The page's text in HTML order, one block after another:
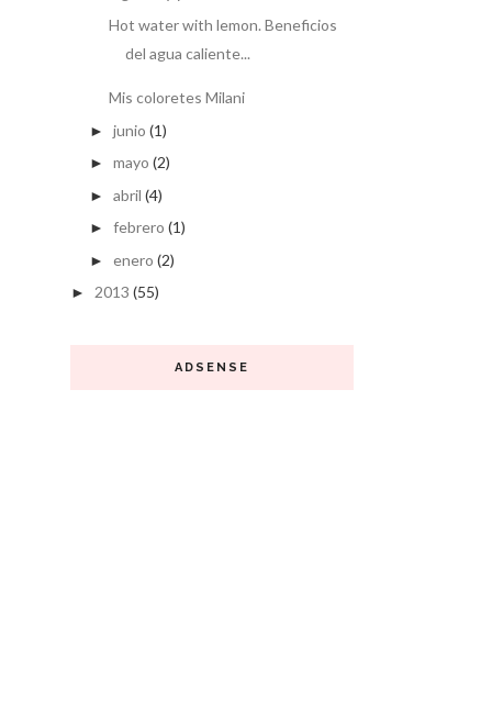
Hot water with lemon. Beneficios
del agua caliente...
Mis coloretes Milani
► junio (1)
► mayo (2)
► abril (4)
► febrero (1)
► enero (2)
► 2013 (55)
ADSENSE